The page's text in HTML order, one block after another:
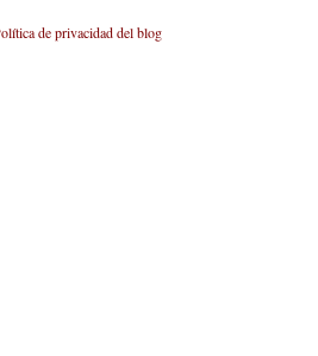
de privacidad del blog